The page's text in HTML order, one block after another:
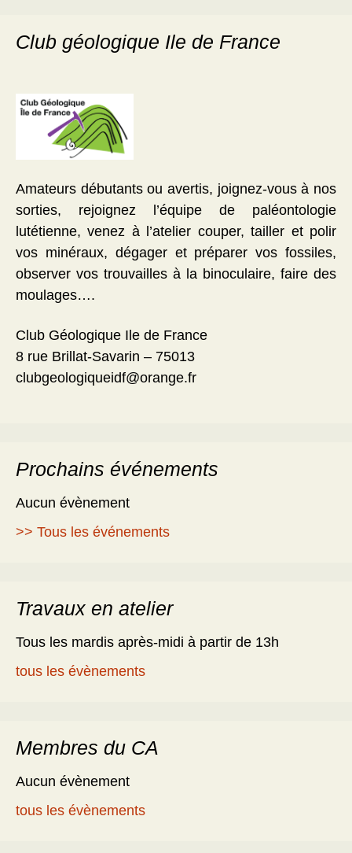
Club géologique Ile de France
Amateurs débutants ou avertis, joignez-vous à nos
sorties, rejoignez l’équipe de paléontologie
lutétienne, venez à l’atelier couper, tailler et polir
vos minéraux, dégager et préparer vos fossiles,
observer vos trouvailles à la binoculaire, faire des
moulages….
Club Géologique Ile de France
8 rue Brillat-Savarin – 75013
clubgeologiqueidf@orange.fr
Prochains événements
Aucun évènement
>> Tous les événements
Travaux en atelier
Tous les mardis après-midi à partir de 13h
tous les évènements
Membres du CA
Aucun évènement
tous les évènements